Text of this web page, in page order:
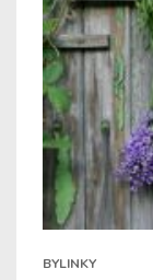
BYLINKY